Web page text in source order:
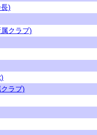
)
クラブ)
ラブ)